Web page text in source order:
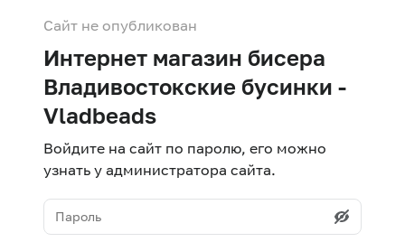
Сайт не опубликован
Интернет магазин бисера
Владивостокские бусинки -
Vladbeads
Войдите на сайт по паролю, его можно
узнать у администратора сайта.